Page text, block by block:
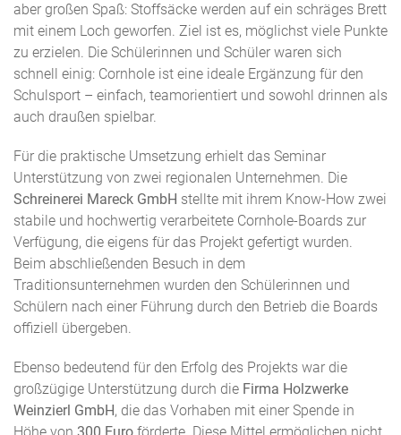
aber großen Spaß: Stoffsäcke werden auf ein schräges Brett
mit einem Loch geworfen. Ziel ist es, möglichst viele Punkte
zu erzielen. Die Schülerinnen und Schüler waren sich
schnell einig: Cornhole ist eine ideale Ergänzung für den
Schulsport – einfach, teamorientiert und sowohl drinnen als
auch draußen spielbar.
Für die praktische Umsetzung erhielt das Seminar
Unterstützung von zwei regionalen Unternehmen. Die
Schreinerei Mareck GmbH stellte mit ihrem Know-How zwei
stabile und hochwertig verarbeitete Cornhole-Boards zur
Verfügung, die eigens für das Projekt gefertigt wurden.
Beim abschließenden Besuch in dem
Traditionsunternehmen wurden den Schülerinnen und
Schülern nach einer Führung durch den Betrieb die Boards
offiziell übergeben.
Ebenso bedeutend für den Erfolg des Projekts war die
großzügige Unterstützung durch die Firma Holzwerke
Weinzierl GmbH, die das Vorhaben mit einer Spende in